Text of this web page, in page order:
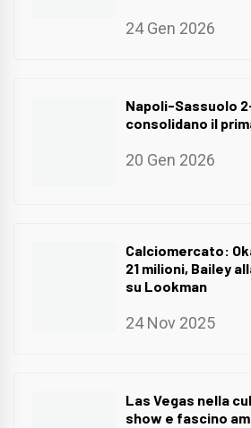
24 Gen 2026
Napoli-Sassuolo
consolidano il
20 Gen 2026
Calciomercato:
21 milioni, Bailey
su Lookman
24 Nov 2025
Las Vegas nella
show e fascino